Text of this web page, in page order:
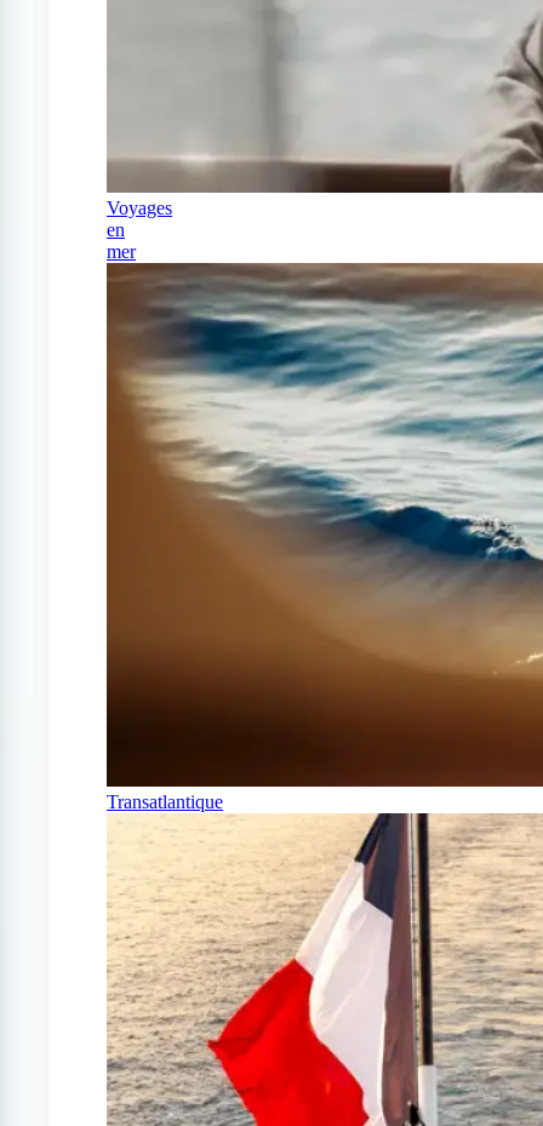
Voyages
en
mer
Transatlantique